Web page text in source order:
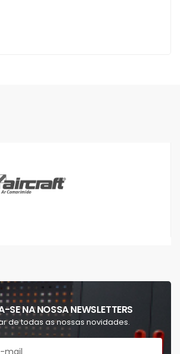
SE NA NOSSA NEWSLETTERS
de todas as nossas novidades.